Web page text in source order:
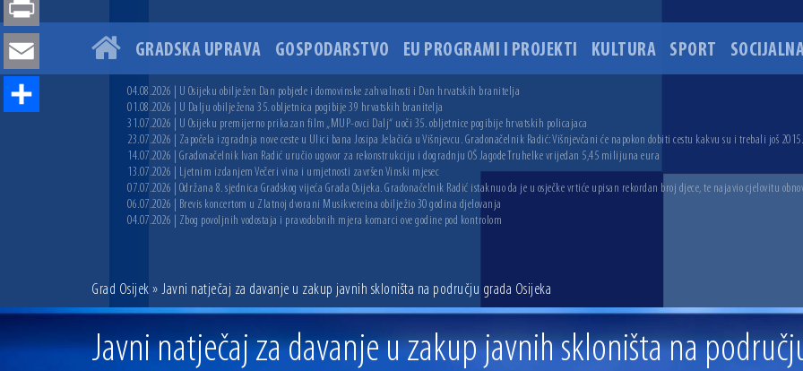
GRADSKA UPRAVA GOSPODARSTVO EU PROGRAMI I PROJEKTI KULTURA SPORT
04.08.2026 | U Osijeku obilježen Dan pobjede i domovinske zahvalnosti i Dan hrvatskih branitelja
01.08.2026 | U Dalju obilježena 35. obljetnica pogibije 39 hrvatskih branitelja
31.07.2026 | U Osijeku premijerno prikazan film „MUP-ovci Dalj“ uoči 35. obljetnice pogibije hrvatskih policajaca
23.07.2026 | Započela izgradnja nove ceste u Ulici bana Josipa Jelačića u Višnjevcu. Gradonačelnik Radić: Višnjevčani će napokon dobiti cestu kakvu su i trebali još
14.07.2026 | Gradonačelnik Ivan Radić uručio ugovor za rekonstrukciju i dogradnju OŠ Jagode Truhelke vrijedan 5,45 milijuna eura
13.07.2026 | Ljetnim izdanjem Večeri vina i umjetnosti završen Vinski mjesec
07.07.2026 | Održana 8. sjednica Gradskog vijeća Grada Osijeka. Gradonačelnik Radić istaknuo da je u osječke vrtiće upisan rekordan broj djece, te najavio cjelovitu
06.07.2026 | Brevis koncertom u Zlatnoj dvorani Musikvereina obilježio 30 godina djelovanja
04.07.2026 | Zbog povoljnih vodostaja i pravodobnih mjera komarci ove godine pod kontrolom
Grad Osijek » Javni natječaj za davanje u zakup javnih skloništa na području grada Osijeka
Javni natječaj za davanje u zakup javnih skloništa na
Print
Email